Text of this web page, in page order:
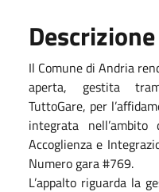
Descrizione
Il Comune di Andria
aperta, gestita
TuttoGare, per
integrata
Accoglienza e
Numero gara #769.
L’appalto riguarda la